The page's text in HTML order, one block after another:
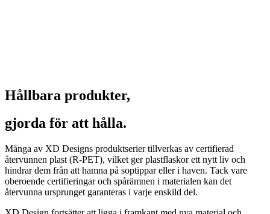
Hållbara produkter,
gjorda för att hålla.
Många av XD Designs produktserier tillverkas av certifierad
återvunnen plast (R-PET), vilket ger plastflaskor ett nytt liv och
hindrar dem från att hamna på soptippar eller i haven. Tack vare
oberoende certifieringar och spårämnen i materialen kan det
återvunna ursprunget garanteras i varje enskild del.